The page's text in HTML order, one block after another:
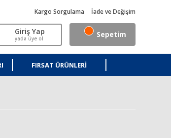
Kargo Sorgulama İade ve Değişim
Giriş Yap
yada üye ol Sepetim
FIRSAT ÜRÜNLERI